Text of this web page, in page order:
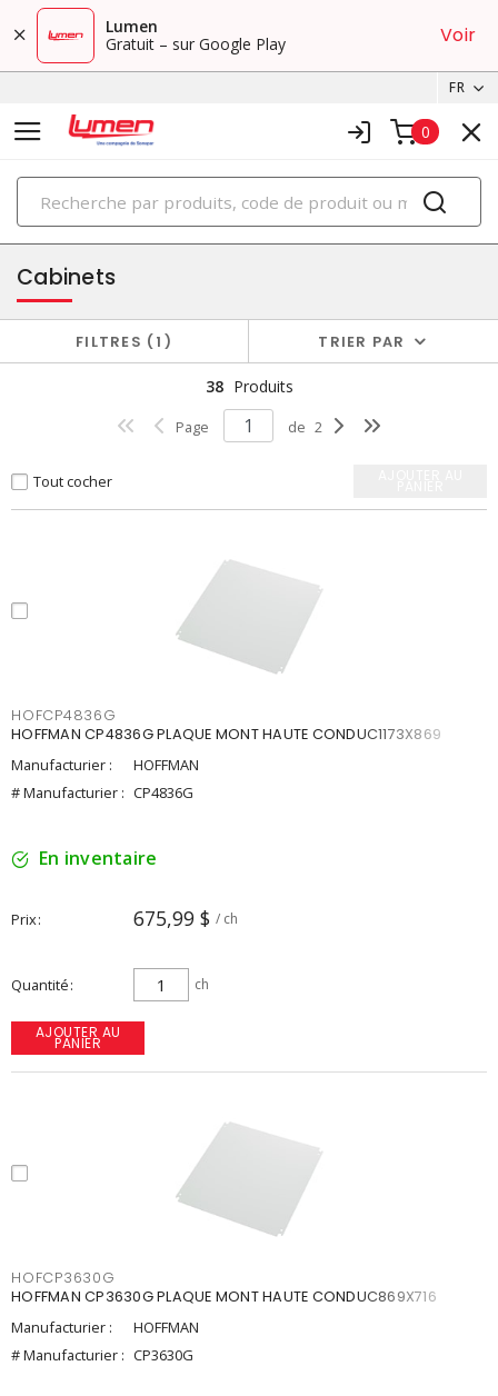
Lumen
Gratuit – sur Google Play
Voir
FR
0
PRODUITS
boîtiers et cabinets
Cabinets
FILTRES 1 TRIER PAR
38 Produits
Page de 2
Tout cocher
HOFCP4836G
HOFFMAN CP4836G PLAQUE MONT HAUTE CONDUC1173X869
Manufacturier :
HOFFMAN
# Manufacturier : CP4836G
En inventaire
Prix 675,99 $ / ch
Quantité ch
AJOUTER AU
PANIER
HOFCP3630G
HOFFMAN CP3630G PLAQUE MONT HAUTE CONDUC869X716
Manufacturier :
HOFFMAN
# Manufacturier : CP3630G